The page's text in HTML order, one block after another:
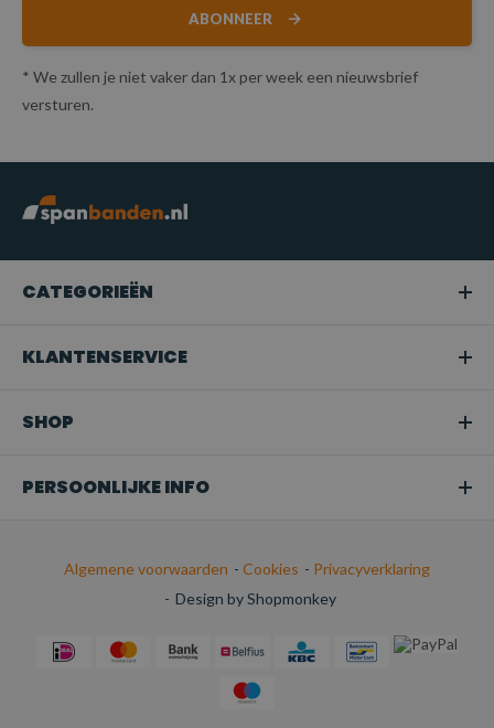
ABONNEER
* We zullen je niet vaker dan 1x per week een nieuwsbrief
versturen.
CATEGORIEËN
KLANTENSERVICE
SHOP
PERSOONLIJKE INFO
Algemene voorwaarden - Cookies - Privacyverklaring
- Design by Shopmonkey